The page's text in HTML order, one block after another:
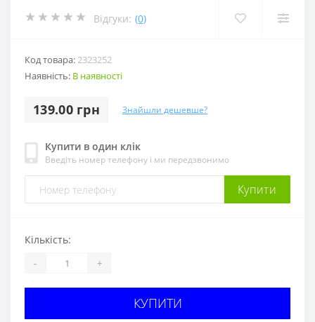
Відгуки: (0)
Код товара:2323252
Наявність: В наявності
139.00 грн Знайшли дешевше?
Купити в один клік
Введіть номер телефону і ми передзвонимо
Купити
Кількість:
- +
КУПИТИ